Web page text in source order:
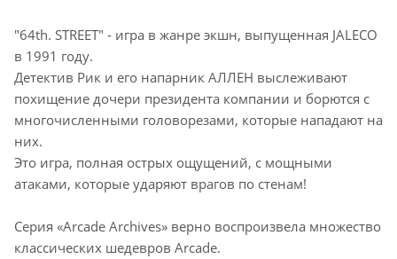
"64th. STREET" - игра в жанре экшн, выпущенная JALECO
в 1991 году.
Детектив Рик и его напарник АЛЛЕН выслеживают
похищение дочери президента компании и борются с
многочисленными головорезами, которые нападают на
них.
Это игра, полная острых ощущений, с мощными
атаками, которые ударяют врагов по стенам!
Серия «Arcade Archives» верно воспроизвела множество
классических шедевров Arcade.